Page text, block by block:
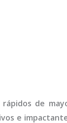
de
e